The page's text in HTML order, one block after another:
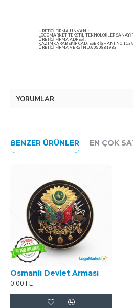
ÜRETİCİ FİRMA ÜNVANI:
LOGOMARKET TEKSTİL TEKNOLOJİLER SANAYİ
ÜRETİCİ FİRMA ADRESİ :
KAZIMKARABEKİR CAD. ESER İŞHANI NO
ÜRETİCİ FİRMA VERGİ NU:6090881983
YORUMLAR
BENZER ÜRÜNLER EN ÇOK
Osmanlı Devlet Arması
0,00TL